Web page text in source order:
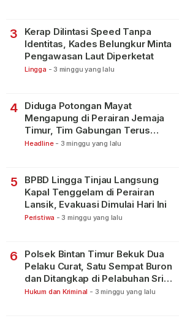
3
Kerap Dilintasi Speed Tanpa
Identitas, Kades Belungkur Minta
Pengawasan Laut Diperketat
Lingga - 3 minggu yang lalu
4
Diduga Potongan Mayat
Mengapung di Perairan Jemaja
Timur, Tim Gabungan Terus
Lakukan Pencarian
Headline - 3 minggu yang lalu
5
BPBD Lingga Tinjau Langsung
Kapal Tenggelam di Perairan
Lansik, Evakuasi Dimulai Hari Ini
Peristiwa - 3 minggu yang lalu
6
Polsek Bintan Timur Bekuk Dua
Pelaku Curat, Satu Sempat Buron
dan Ditangkap di Pelabuhan Sri
Bintan Pura
Hukum dan Kriminal - 3 minggu yang lalu